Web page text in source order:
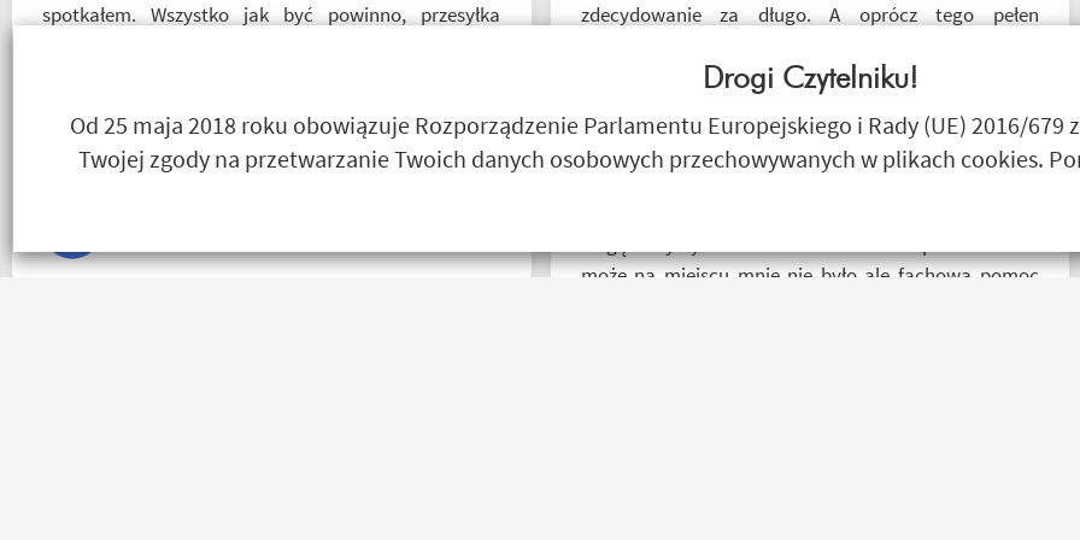
spotkałem. Wszystko jak być powinno, przesyłka
ogarnięte :)
zdecydowanie za długo. A oprócz tego pełen
marcin maj
może na miejscu mnie nie było ale fachowa pomoc
Drogi Czytelniku!
Od 25 maja 2018 roku obowiązuje Rozporządzenie Parlamentu Europejskiego i Rady (UE) 2016/679
Twojej zgody na przetwarzanie Twoich danych osobowych przechowywanych w plikach cookies.